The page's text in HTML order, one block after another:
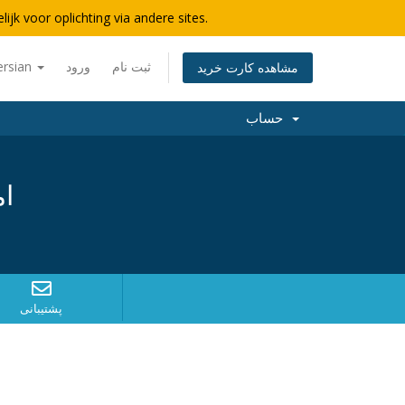
voor oplichting via andere sites.
ورود ثبت نام مشاهده کارت خرید
پشتیبانی